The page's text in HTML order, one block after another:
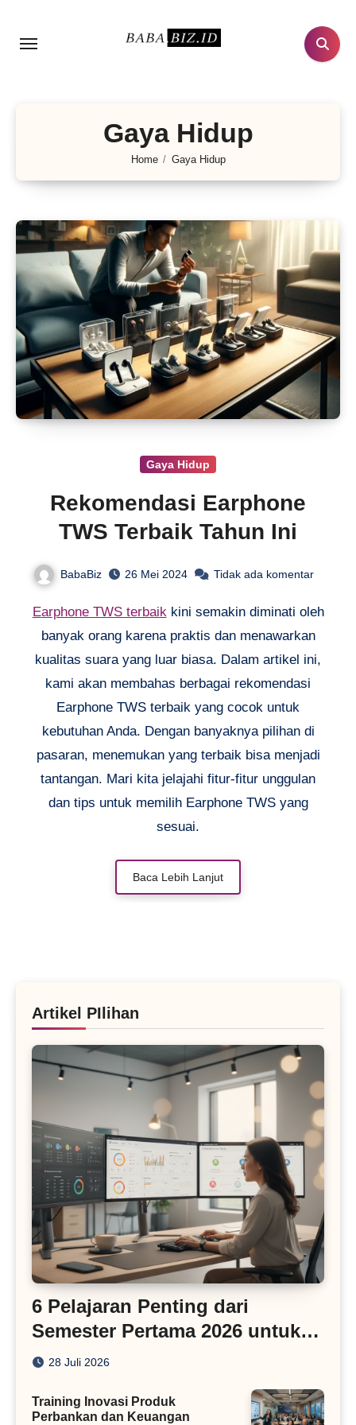
Gaya Hidup
Home Gaya Hidup
Gaya Hidup
Rekomendasi Earphone
TWS Terbaik Tahun Ini
BabaBiz 26 Mei 2024 Tidak ada komentar
Earphone TWS terbaikkini semakin diminati oleh
banyak orang karena praktis dan menawarkan
kualitas suara yang luar biasa. Dalam artikel ini,
kami akan membahas berbagai rekomendasi
Earphone TWS terbaik yang cocok untuk
kebutuhan Anda. Dengan banyaknya pilihan di
pasaran, menemukan yang terbaik bisa menjadi
tantangan. Mari kita jelajahi fitur-fitur unggulan
dan tips untuk memilih Earphone TWS yang
sesuai.
Baca Lebih Lanjut
Artikel PIlihan
6 Pelajaran Penting dari
Semester Pertama 2026 untuk
Bisnis Digital
28 Juli 2026
Training Inovasi Produk
Perbankan dan Keuangan